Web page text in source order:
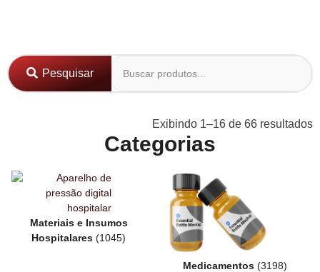
Pesquisar
Exibindo 1–16 de 66 resultados
Categorias
Materiais e Insumos
Hospitalares(1045)
Medicamentos (3198)